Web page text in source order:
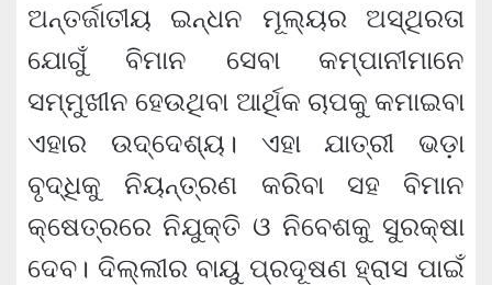
ଅନ୍ତର୍ଜାତୀୟ ଇନ୍ଧନ ମୂଲ୍ୟର ଅସ୍ଥିରତା
ଯୋଗୁଁ ବିମାନ ସେବା କମ୍ପାନୀମାନେ
ସମ୍ମୁଖୀନ ହେଉଥିବା ଆର୍ଥିକ ଚାପକୁ କମାଇବା
ଏହାର ଉଦ୍ଦେଶ୍ୟ। ଏହା ଯାତ୍ରୀ ଭଡ଼ା
ବୃଦ୍ଧିକୁ ନିୟନ୍ତ୍ରଣ କରିବା ସହ ବିମାନ
କ୍ଷେତ୍ରରେ ନିଯୁକ୍ତି ଓ ନିବେଶକୁ ସୁରକ୍ଷା
ଦେବ। ଦିଲ୍ଲୀର ବାୟୁ ପ୍ରଦୂଷଣ ହ୍ରାସ ପାଇଁ